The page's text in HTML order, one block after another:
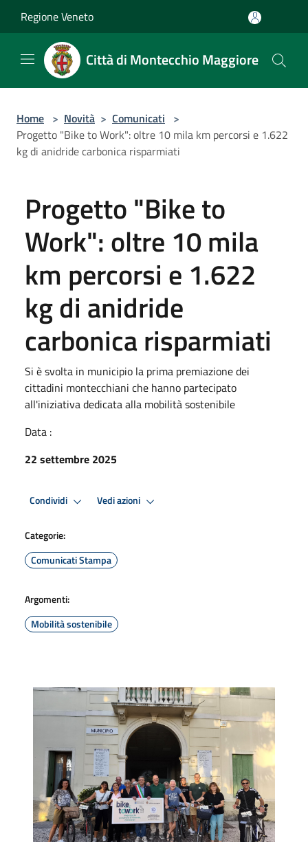
Regione Veneto
Città di Montecchio Maggiore
Home > Novità > Comunicati >
Progetto "Bike to Work": oltre 10 mila km percorsi e 1.622
kg di anidride carbonica risparmiati
Progetto "Bike to
Work": oltre 10 mila
km percorsi e 1.622
kg di anidride
carbonica risparmiati
Si è svolta in municipio la prima premiazione dei
cittadini montecchiani che hanno partecipato
all'iniziativa dedicata alla mobilità sostenibile
Data :
22 settembre 2025
Condividi Vedi azioni
Categorie:
Comunicati Stampa
Argomenti:
Mobilità sostenibile